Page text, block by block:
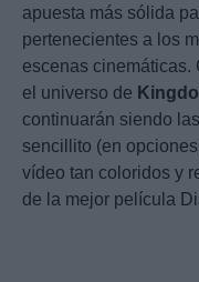
apuesta más sólida
pertenecientes a los
escenas cinemáticas.
el universo de
continuarán siendo
sencillito (en
vídeo tan coloridos y
de la mejor película